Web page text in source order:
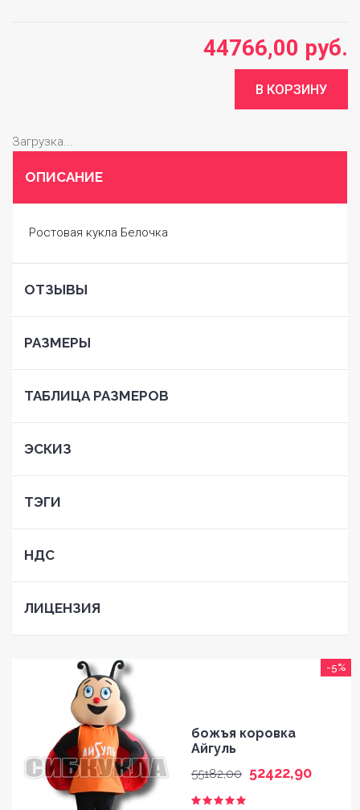
44766,00 руб.
Загрузка...
ОПИСАНИЕ
Ростовая кукла Белочка
ОТЗЫВЫ
РАЗМЕРЫ
ТАБЛИЦА РАЗМЕРОВ
ЭСКИЗ
ТЭГИ
НДС
ЛИЦЕНЗИЯ
-5%
божъя коровка
Айгуль
55182,00 52422,90